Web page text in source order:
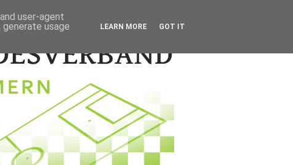
user-agent
usage
LEARN MORE GOT IT